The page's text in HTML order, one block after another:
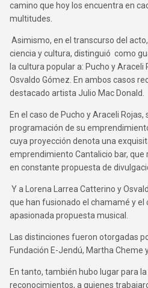
camino que hoy los encuentra en
multitudes.
Asimismo, en el transcurso del
ciencia y cultura, distinguió como
la cultura popular a: Pucho y Araceli
Osvaldo Gómez. En ambos casos
destacado artista Julio Mac Donald.
En el caso de Pucho y Araceli
programación de su
cuya proyección denota una
emprendimiento Cantalicio bar, que
en constante propuesta de
Y a Lorena Larrea Catterino y
que han fusionado el chamamé y el
apasionada propuesta musical.
Las distinciones fueron otorgadas
Fundación E-Jendú, Martha Cheme
En tanto, también hubo lugar para
reconocimientos, a quienes